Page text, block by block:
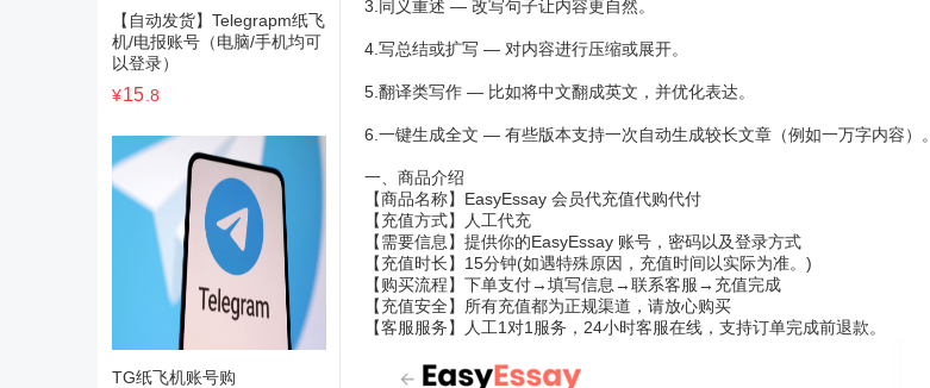
【自动发货】Telegrapm纸飞
机/电报账号（电脑/手机均可
以登录）
¥15 .8
TG纸飞机账号购
3.同义重述 — 改写句子让内容更自然。
4.写总结或扩写 — 对内容进行压缩或展开。
5.翻译类写作 — 比如将中文翻成英文，并优化表达。
6.一键生成全文 — 有些版本支持一次自动生成较长文章（例如一万字内容）。
一、商品介绍
【商品名称】EasyEssay 会员代充值代购代付
【充值方式】人工代充
【需要信息】提供你的EasyEssay 账号，密码以及登录方式
【充值时长】15分钟(如遇特殊原因，充值时间以实际为准。)
【购买流程】下单支付→填写信息→联系客服→充值完成
【充值安全】所有充值都为正规渠道，请放心购买
【客服服务】人工1对1服务，24小时客服在线，支持订单完成前退款。